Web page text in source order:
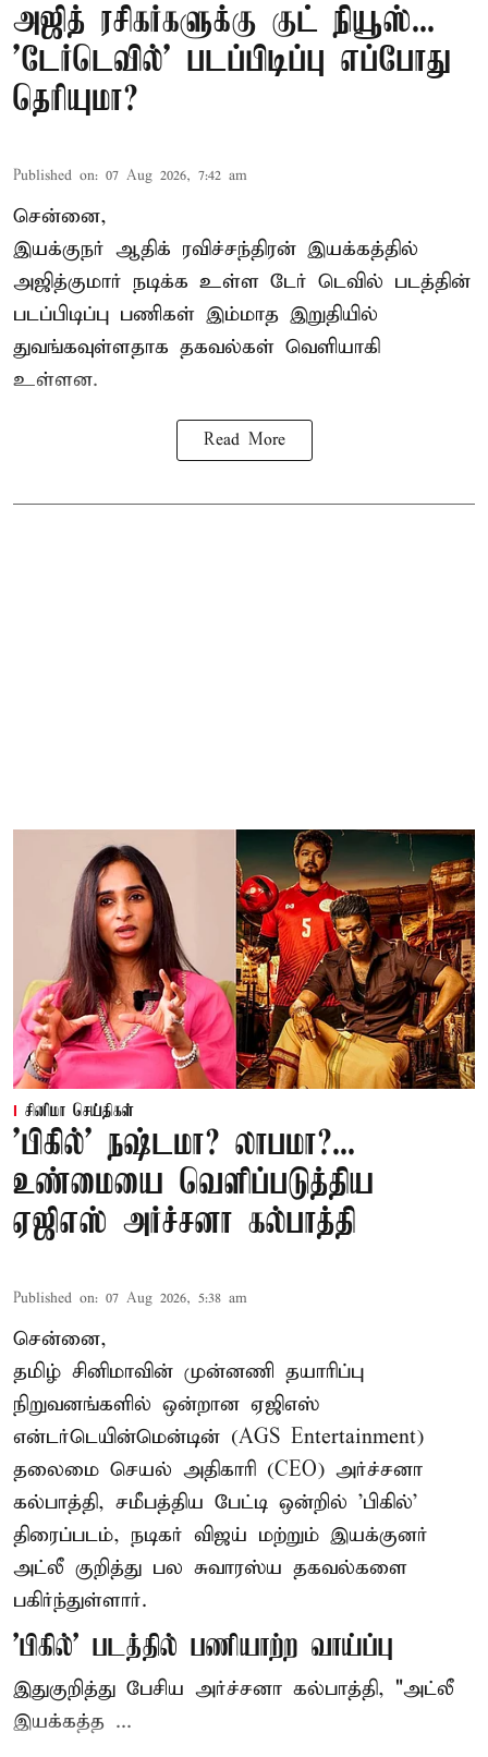
அஜித் ரசிகர்களுக்கு குட் நியூஸ்...
'டேர்டெவில்' படப்பிடிப்பு எப்போது
தெரியுமா?
Published on: 07 Aug 2026, 7:42 am
சென்னை,
இயக்குநர் ஆதிக் ரவிச்சந்திரன் இயக்கத்தில்
அஜித்குமார் நடிக்க உள்ள டேர் டெவில் படத்தின்
படப்பிடிப்பு பணிகள் இம்மாத இறுதியில்
துவங்கவுள்ளதாக தகவல்கள் வெளியாகி
உள்ளன.
Read More
சினிமா செய்திகள்
'பிகில்' நஷ்டமா? லாபமா?...
உண்மையை வெளிப்படுத்திய
ஏஜிஎஸ் அர்ச்சனா கல்பாத்தி
Published on: 07 Aug 2026, 5:38 am
சென்னை,
தமிழ் சினிமாவின் முன்னணி தயாரிப்பு
நிறுவனங்களில் ஒன்றான ஏஜிஎஸ்
என்டர்டெயின்மென்டின் (AGS Entertainment)
தலைமை செயல் அதிகாரி (CEO) அர்ச்சனா
கல்பாத்தி, சமீபத்திய பேட்டி ஒன்றில் 'பிகில்'
திரைப்படம், நடிகர் விஜய் மற்றும் இயக்குனர்
அட்லீ குறித்து பல சுவாரஸ்ய தகவல்களை
பகிர்ந்துள்ளார்.
'பிகில்' படத்தில் பணியாற்ற வாய்ப்பு
இதுகுறித்து பேசிய அர்ச்சனா கல்பாத்தி, "அட்லீ
இயக்கத்த ...